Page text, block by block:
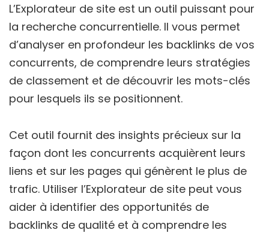
L’Explorateur de site est un outil puissant pour
la recherche concurrentielle. Il vous permet
d’analyser en profondeur les backlinks de vos
concurrents, de comprendre leurs stratégies
de classement et de découvrir les mots-clés
pour lesquels ils se positionnent.
Cet outil fournit des insights précieux sur la
façon dont les concurrents acquièrent leurs
liens et sur les pages qui génèrent le plus de
trafic. Utiliser l’Explorateur de site peut vous
aider à identifier des opportunités de
backlinks de qualité et à comprendre les